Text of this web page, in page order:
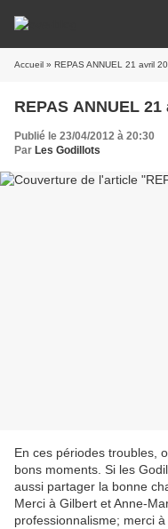
Accueil » REPAS ANNUEL 21 avril
REPAS ANNUEL
Publié le 23/04/2012 à 20:30
Par Les Godillots
En ces périodes troubles,
bons moments. Si les
aussi partager la bonne
Merci à Gilbert et Anne-
professionnalisme; merci